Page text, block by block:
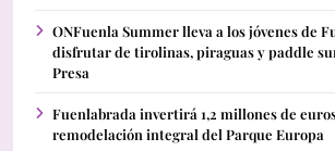
ONFuenla Summer lleva a los jóvenes de
disfrutar de tirolinas, piraguas y paddle
Presa
Fuenlabrada invertirá 1,2 millones de
remodelación integral del Parque Europa